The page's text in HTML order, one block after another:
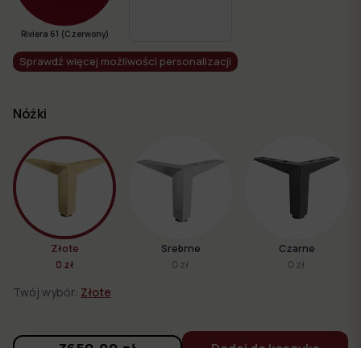
Riviera 61 (Czerwony)
Sprawdź więcej możliwości personalizacji
Nóżki
Złote
0 zł
Srebrne
0 zł
Czarne
0 zł
Twój wybór: Złote